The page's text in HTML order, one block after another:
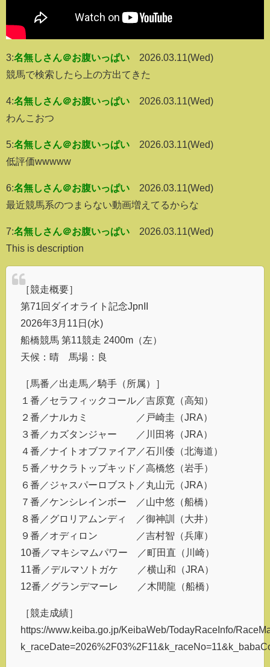
3:名無しさん＠お腹いっぱい
2026.03.11(Wed)
競馬で検索したら上の方出てきた
4:名無しさん＠お腹いっぱい
2026.03.11(Wed)
わんこおつ
5:名無しさん＠お腹いっぱい
2026.03.11(Wed)
低評価wwwww
6:名無しさん＠お腹いっぱい
2026.03.11(Wed)
最近競馬系のつまらない動画増えてるからな
7:名無しさん＠お腹いっぱい
2026.03.11(Wed)
This is description
［競走概要］
第71回ダイオライト記念JpnII
2026年3月11日(水)
船橋競馬 第11競走 2400m（左）
天候：晴 馬場：良
［馬番／出走馬／騎手（所属）］
１番／セラフィックコール／吉原寛（高知）
２番／ナルカミ ／戸崎圭（JRA）
３番／カズタンジャー ／川田将（JRA）
４番／ナイトオブファイア／石川倭（北海道）
５番／サクラトップキッド／高橋悠（岩手）
６番／ジャスパーロブスト／丸山元（JRA）
７番／ケンシレインボー ／山中悠（船橋）
８番／グロリアムンディ ／御神訓（大井）
９番／オディロン ／吉村智（兵庫）
10番／マキシマムパワー ／町田直（川崎）
11番／デルマソトガケ ／横山和（JRA）
12番／グランデマーレ ／木間龍（船橋）
［競走成績］
https://www.keiba.go.jp/KeibaWeb/TodayRaceInfo/